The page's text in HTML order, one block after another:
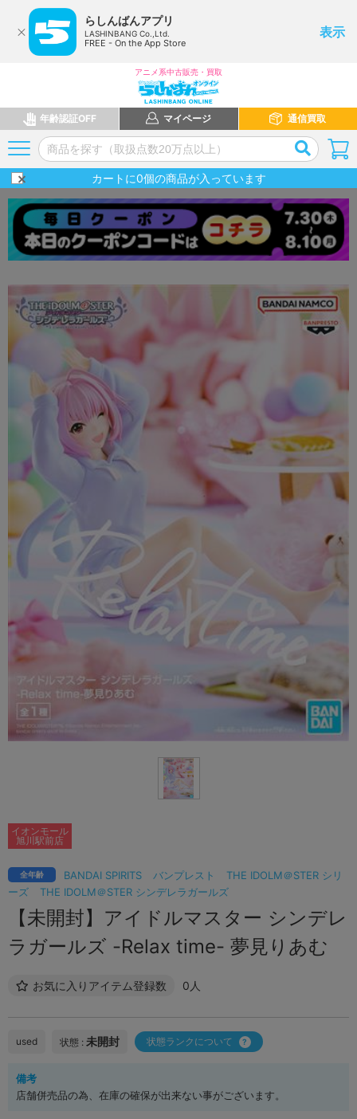
らしんばんアプリ
LASHINBANG Co.,Ltd.
FREE - On the App Store
表示
アニメ系中古販売・買取
年齢認証OFF マイページ 通信買取
カートに0個の商品が入っています
BANDAI SPIRITS バンプレスト
THE IDOLM＠STER シリ
ーズ
THE IDOLM＠STER シンデレラガールズ
全年齢
【未開封】アイドルマスター シンデレ
ラガールズ -Relax time- 夢見りあむ
お気に入りアイテム登録数 0人
イオンモール
旭川駅前店
used 状態 : 未開封 状態ランクについて
備考
店舗併売品の為、在庫の確保が出来ない事がございます。